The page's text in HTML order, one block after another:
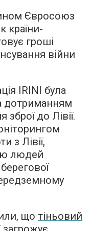
Євросоюз
країни-
гроші
війни
IRINI була
дотриманням
до Лівії.
з Лівії,
людей
що тіньовий